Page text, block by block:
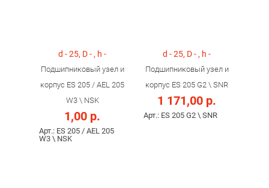
d - 25, D - , h -
Подшипниковый узел и
корпус ES 205 / AEL 205
W3 \ NSK
1,00 р.
Арт.: ES 205 / AEL 205
W3 \ NSK
d - 25, D - , h -
Подшипниковый узел и
корпус ES 205 G2 \ SNR
1 171,00 р.
Арт.: ES 205 G2 \ SNR